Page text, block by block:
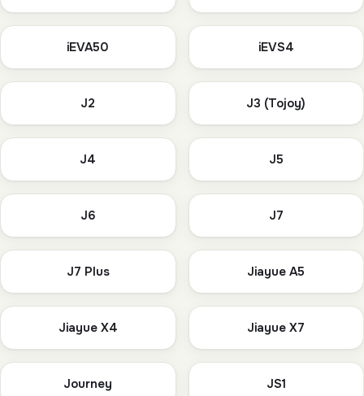
iEVA50 iEVS4
J2 J3 (Tojoy)
J4 J5
J6 J7
J7 Plus Jiayue A5
Jiayue X4 Jiayue X7
Journey JS1